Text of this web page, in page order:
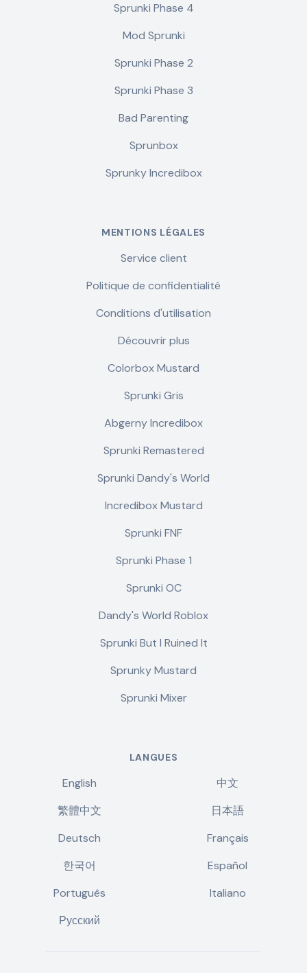
Sprunki Phase 4
Mod Sprunki
Sprunki Phase 2
Sprunki Phase 3
Bad Parenting
Sprunbox
Sprunky Incredibox
MENTIONS LÉGALES
Service client
Politique de confidentialité
Conditions d'utilisation
Découvrir plus
Colorbox Mustard
Sprunki Gris
Abgerny Incredibox
Sprunki Remastered
Sprunki Dandy's World
Incredibox Mustard
Sprunki FNF
Sprunki Phase 1
Sprunki OC
Dandy's World Roblox
Sprunki But I Ruined It
Sprunky Mustard
Sprunki Mixer
LANGUES
English
中文
繁體中文
日本語
Deutsch
Français
한국어
Español
Português
Italiano
Русский